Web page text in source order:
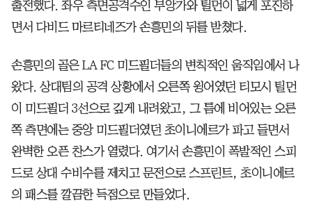
출전했다. 좌우 측면공격수인 부앙가와 틸먼이 넓게 포진하
면서 다비드 마르티네즈가 손흥민의 뒤를 받쳤다.
손흥민의 골은 LA FC 미드필더들의 변칙적인 움직임에서 나
왔다. 상대팀의 공격 상황에서 오른쪽 윙어였던 티모시 틸먼
이 미드필더 3선으로 깊게 내려왔고, 그 틈에 비어있는 오른
쪽 측면에는 중앙 미드필더였던 초이니에르가 파고 들면서
완벽한 오픈 찬스가 열렸다. 여기서 손흥민이 폭발적인 스피
드로 상대 수비수를 제치고 문전으로 스프린트, 초이니에르
의 패스를 깔끔한 득점으로 만들었다.